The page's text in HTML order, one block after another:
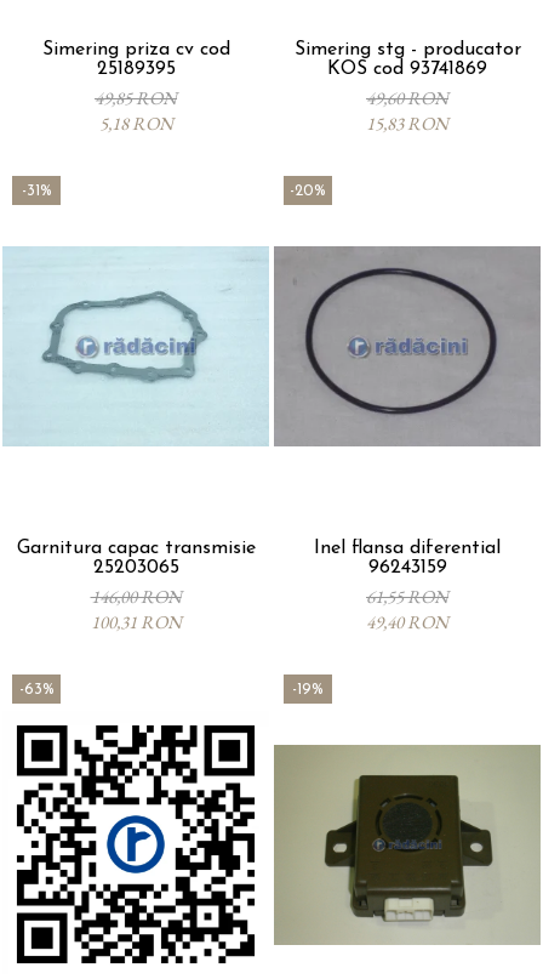
Simering priza cv cod
25189395
49,85 RON
5,18 RON
Simering stg - producator
KOS cod 93741869
49,60 RON
15,83 RON
-31%
Garnitura capac transmisie
25203065
146,00 RON
100,31 RON
-20%
Inel flansa diferential
96243159
61,55 RON
49,40 RON
-63% -19%